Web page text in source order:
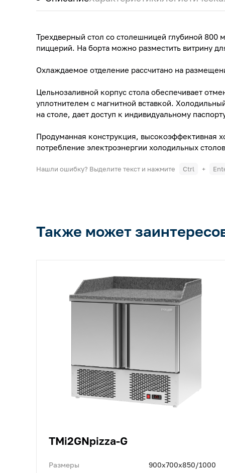
Трехдверный стол со столешницей глубиной 800
пиццерий. На борта можно разместить витрину
Охлаждаемое отделение рассчитано на
Цельнозаливной корпус стола обеспечивает
уплотнителем с магнитной вставкой.
на столе, дает доступ к индивидуальному
Продуманная конструкция, высокоэффективная
потребление электроэнергии холодильных
Нашли ошибку? Выделите текст и нажмите Ctrl +
Также может
TMi2GNpizza-G
Размеры 900x700x850/1000